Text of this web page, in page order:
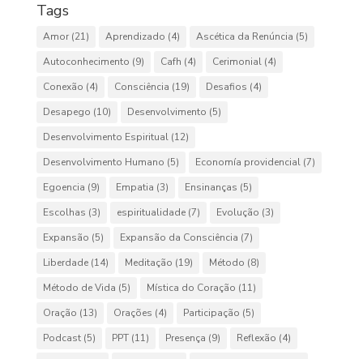
Tags
Amor(21) Aprendizado (4) Ascética da Renúncia (5)
Autoconhecimento (9) Cafh (4) Cerimonial(4)
Conexão (4) Consciência (19) Desafios (4)
Desapego (10) Desenvolvimento (5)
Desenvolvimento Espiritual(12)
Desenvolvimento Humano (5) Economía providencial(7)
Egoencia (9) Empatia (3) Ensinanças (5)
Escolhas (3) espiritualidade(7) Evolução (3)
Expansão (5) Expansão da Consciência (7)
Liberdade(14) Meditação (19) Método (8)
Método de Vida (5) Mística do Coração (11)
Oração (13) Orações (4) Participação (5)
Podcast(5) PPT(11) Presença (9) Reflexão (4)